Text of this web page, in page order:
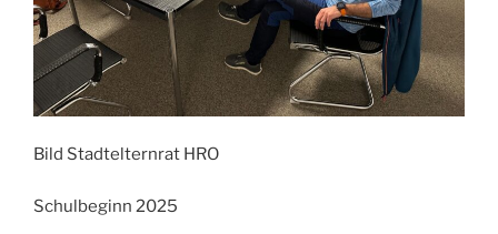
Bild Stadtelternrat HRO
Schulbeginn 2025